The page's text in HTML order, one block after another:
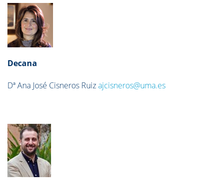
Decana
Dª Ana José Cisneros Ruizajcisneros@uma.es